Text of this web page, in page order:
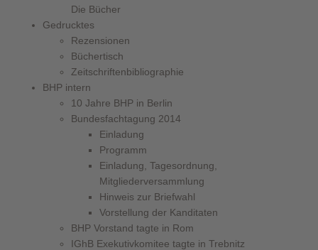
Die Bücher
Gedrucktes
Rezensionen
Büchertisch
Zeitschriftenbibliographie
BHP intern
10 Jahre BHP in Berlin
Bundesfachtagung 2014
Einladung
Programm
Einladung, Tagesordnung,
Mitgliederversammlung
Hinweis zur Briefwahl
Vorstellung der Kanditaten
BHP Vorstand tagte in Rom
IGhB Exekutivkomitee tagte in Trebnitz